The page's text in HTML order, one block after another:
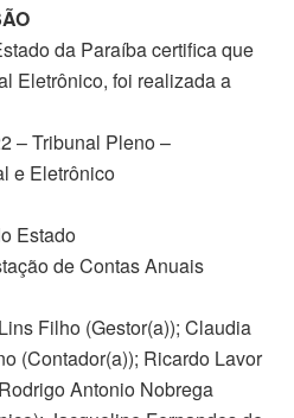
da Paraíba certifica que
Eletrônico, foi realizada a
– Tribunal Pleno –
e Eletrônico
Estado
de Contas Anuais
Filho (Gestor(a)); Claudia
(Contador(a)); Ricardo Lavor
Antonio Nobrega